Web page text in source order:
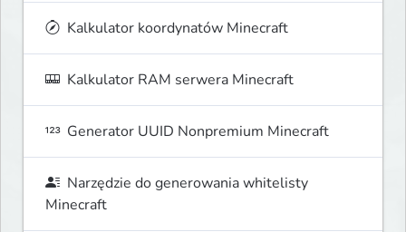
Kalkulator koordynatów Minecraft
Kalkulator RAM serwera Minecraft
Generator UUID Nonpremium Minecraft
Narzędzie do generowania whitelisty
Minecraft